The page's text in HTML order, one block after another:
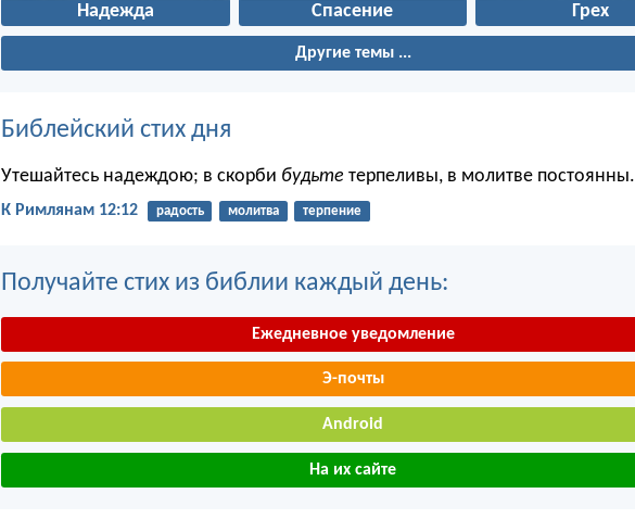
Надежда Спасение Грех
Другие темы ...
Библейский стих дня
Утешайтесь надеждою; в скорби будьте терпеливы, в молитве постоянны.
К Римлянам 12:12 радость молитва терпение
Получайте стих из библии каждый день:
Ежедневное уведомление
Э-почты
Android
На их сайте